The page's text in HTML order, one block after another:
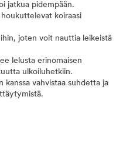
jatkua pidempään.
koiraasi
joten voit nauttia leikeistä
lelusta erinomaisen
ulkoiluhetkiin.
vahvistaa suhdetta ja